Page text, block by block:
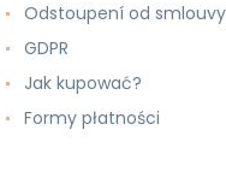
Odstoupení od smlouvy
GDPR
Jak kupować?
Formy płatności